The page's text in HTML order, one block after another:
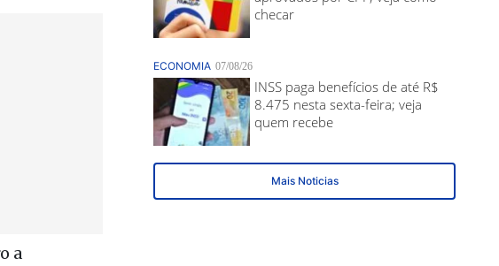
a